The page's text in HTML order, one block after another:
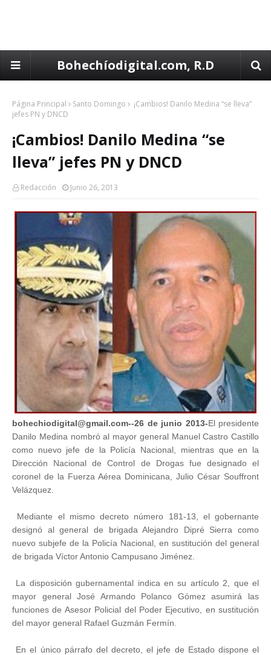
Bohechíodigital.com, R.D
Página Principal Santo Domingo
¡Cambios! Danilo Medina “se lleva”
jefes PN y DNCD
¡Cambios! Danilo Medina “se
lleva” jefes PN y DNCD
Redacción Junio 26, 2013
bohechiodigital@gmail.com--26 de junio 2013-El presidente
Danilo Medina nombró al mayor general Manuel Castro Castillo
como nuevo jefe de la Policía Nacional, mientras que en la
Dirección Nacional de Control de Drogas fue designado el
coronel de la Fuerza Aérea Dominicana, Julio César Souffront
Velázquez.
Mediante el mismo decreto número 181-13, el gobernante
designó al general de brigada Alejandro Dipré Sierra como
nuevo subjefe de la Policía Nacional, en sustitución del general
de brigada Víctor Antonio Campusano Jiménez.
La disposición gubernamental indica en su artículo 2, que el
mayor general José Armando Polanco Gómez asumirá las
funciones de Asesor Policial del Poder Ejecutivo, en sustitución
del mayor general Rafael Guzmán Fermín.
En el único párrafo del decreto, el jefe de Estado dispone el